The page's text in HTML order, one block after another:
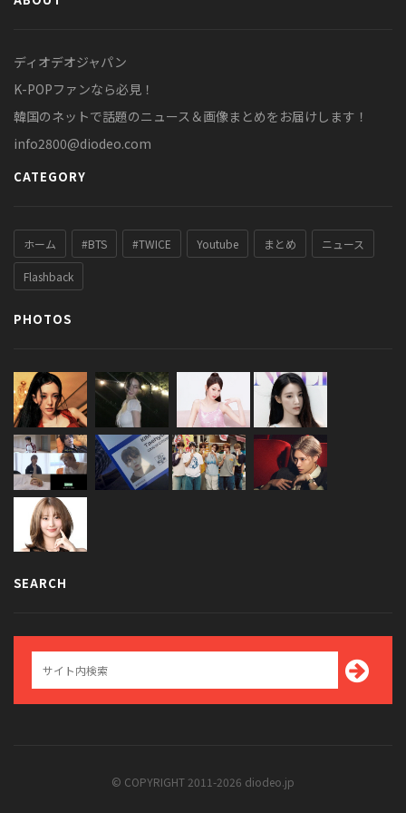
ディオデオジャパン
K-POPファンなら必見！
韓国のネットで話題のニュース＆画像まとめをお届けします！
info2800@diodeo.com
CATEGORY
ホーム #BTS #TWICE Youtube まとめ ニュース
Flashback
PHOTOS
SEARCH
© COPYRIGHT 2011-2026 diodeo.jp